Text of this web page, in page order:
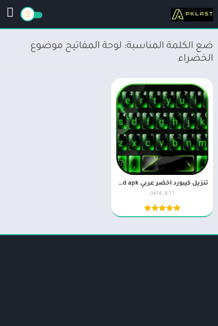
ضع الكلمة المناسبة: لوحة المفاتيح موضوع
الخضراء
تنزيل كيبورد اخضر عربي Green Keyboard apk لوحة مفاتيح خضراء
8.7.1_0614